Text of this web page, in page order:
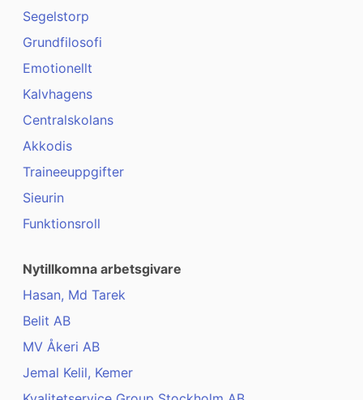
Segelstorp
Grundfilosofi
Emotionellt
Kalvhagens
Centralskolans
Akkodis
Traineeuppgifter
Sieurin
Funktionsroll
Nytillkomna arbetsgivare
Hasan, Md Tarek
Belit AB
MV Åkeri AB
Jemal Kelil, Kemer